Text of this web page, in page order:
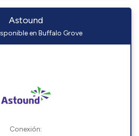
Astound
en Buffalo Grove
Conexión: